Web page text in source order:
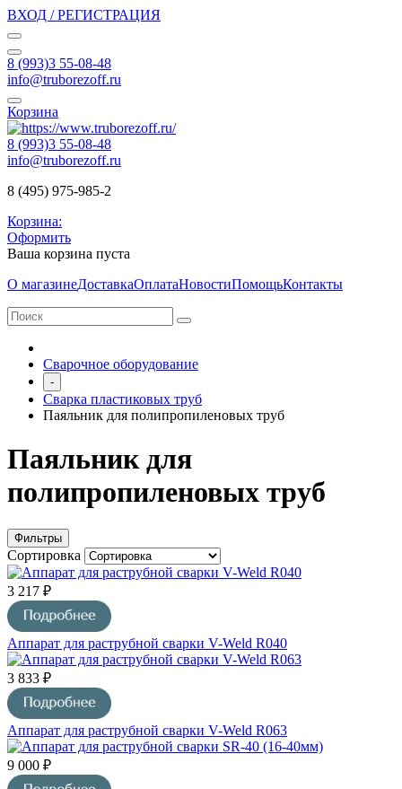
ВХОД / РЕГИСТРАЦИЯ
8 (993)3 55-08-48
info@truborezoff.ru
Корзина
8 (993)3 55-08-48
info@truborezoff.ru
8 (495) 975-985-2
Корзина:
Оформить
Ваша корзина пуста
О магазинеДоставкаОплатаНовостиПомощьКонтакты
Сварочное оборудование
-
Сварка пластиковых труб
Паяльник для полипропиленовых труб
Паяльник для
полипропиленовых труб
Фильтры
Сортировка
3 217 ₽
Аппарат для раструбной сварки V-Weld R040
3 833 ₽
Аппарат для раструбной сварки V-Weld R063
9 000 ₽